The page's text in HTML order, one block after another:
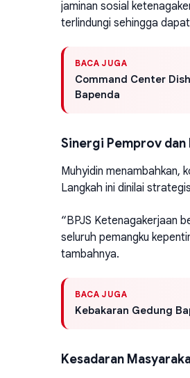
jaminan sosial
terlindungi sehingga
BACA JUGA
Command Center
Bapenda
Sinergi Pemprov dan
Muhyidin menambahkan,
Langkah ini dinilai
“BPJS Ketenagakerjaan
seluruh pemangku
tambahnya.
BACA JUGA
Kebakaran Gedung
Kesadaran